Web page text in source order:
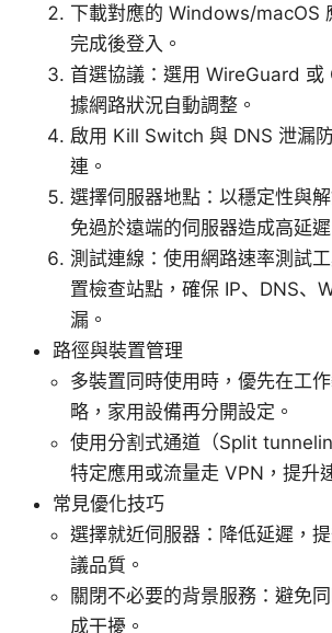
下載對應的 Windows/macOS
完成後登入。
首選協議：選用 WireGuard 或
據網路狀況自動調整。
啟用 Kill Switch 與 DNS 泄漏
連。
選擇伺服器地點：以穩定性與
免過於遠端的伺服器造成高延遲
測試連線：使用網路速率測試
置檢查站點，確保 IP、DNS、
漏。
路徑與裝置管理
多裝置同時使用時，優先在工
略，家用設備再分開設定。
使用分割式通道（Split
特定應用或流量走 VPN，提升
常見優化技巧
選擇就近伺服器：降低延遲，
議品質。
關閉不必要的背景服務：避免
成干擾。